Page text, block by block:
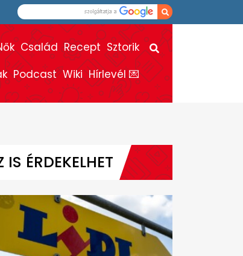
Család Recept Sztorik
Podcast Wiki Hírlevél 💌
IS ÉRDEKELHET